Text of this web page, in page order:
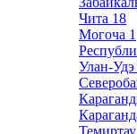
Чита 18
Могоча 1
Улан-Удэ
Темиртау